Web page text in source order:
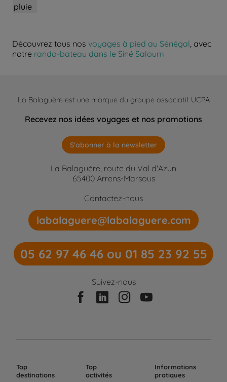
pluie
Découvrez tous nos voyages à pied au Sénégal , avec
notre rando-bateau dans le Siné Saloum
La Balaguère est une marque du groupe associatif UCPA
Recevez nos idées voyages et nos promotions
S'abonner à la newsletter
La Balaguère, route du Val d'Azun
65400 Arrens-Marsous
Contactez-nous
labalaguere@labalaguere.com
05 62 97 46 46 ou 01 85 23 92 55
Suivez-nous
Top
destinations
Top
activités
Informations
pratiques